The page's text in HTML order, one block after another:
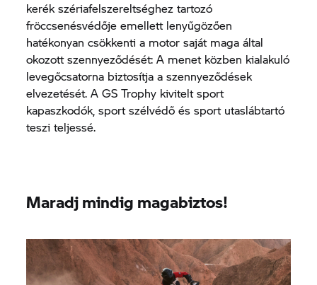
kerék szériafelszereltséghez tartozó
fröccsenésvédője emellett lenyűgözően
hatékonyan csökkenti a motor saját maga által
okozott szennyeződését: A menet közben kialakuló
levegőcsatorna biztosítja a szennyeződések
elvezetését. AGS Trophy kivitelt sport
kapaszkodók, sport szélvédő és sport utaslábtartó
teszi teljessé.
Maradj mindig magabiztos!